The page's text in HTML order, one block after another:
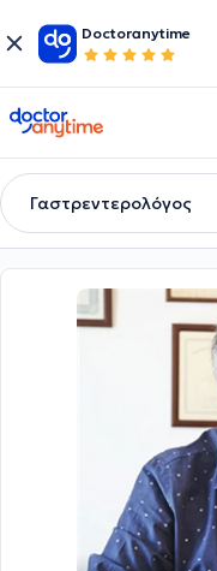
Doctoranytime
doctoranytime
Γαστρεντερολόγος